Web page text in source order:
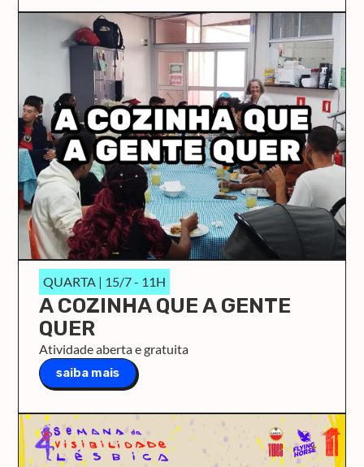
QUARTA | 15/7 - 11H
A COZINHA QUE A GENTE
QUER
Atividade aberta e gratuita
saiba mais